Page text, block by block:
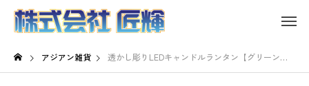
アジアン雑貨 透かし彫りLEDキャンドルランタン【グリーン・ロウソク風LEDキャンドル付き】